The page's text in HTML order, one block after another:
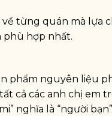
từng quán mà lựa
phù hợp nhất.
phẩm nguyên liệu
cả các anh chị em
nghĩa là “người bạn”